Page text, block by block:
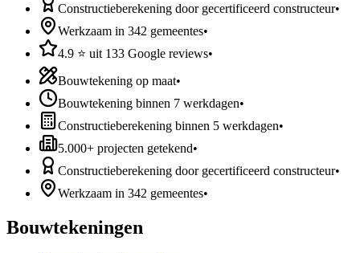
Constructieberekening door gecertificeerd constructeur•
Werkzaam in 342 gemeentes•
4.9 ⭐ uit 133 Google reviews•
Bouwtekening op maat•
Bouwtekening binnen 7 werkdagen•
Constructieberekening binnen 5 werkdagen•
5.000+ projecten getekend•
Constructieberekening door gecertificeerd constructeur•
Werkzaam in 342 gemeentes•
Bouwtekeningen